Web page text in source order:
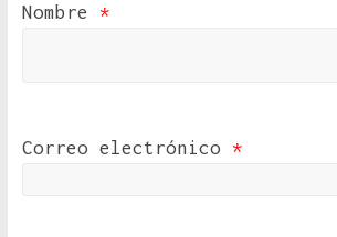
Nombre *
Correo electrónico *